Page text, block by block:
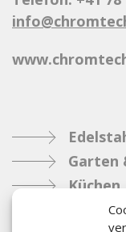
Garten
Küchen